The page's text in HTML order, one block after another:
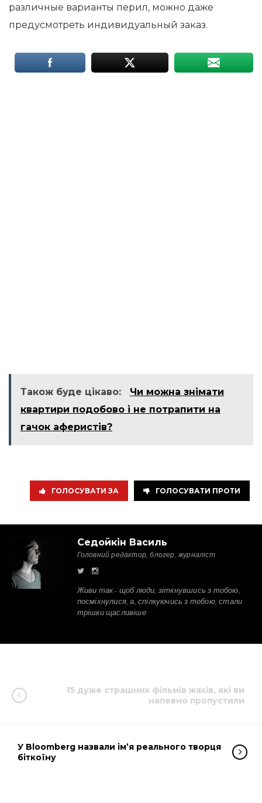
различные варианты перил, можно даже
предусмотреть индивидуальный заказ.
Також буде цікаво:
Чи можна знімати
квартири подобово і не потрапити на
гачок аферистів?
ГОЛОСУВАТИ ЗА ГОЛОСУВАТИ ПРОТИ
Седойкін Василь
Головний редактор, блогер, журналіст
Живи так - щоб люди, зіткнувшись з тобою,
посміхнулися, а, спілкуючись з тобою, стали
трішки щасливіше
15 дуже страшних фільмів жахів, які ви
напевно пропустили
У Bloomberg назвали ім’я реального творця
біткоїну